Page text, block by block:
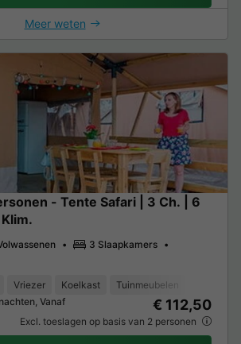
Meer weten
- Tente Safari | 3 Ch. | 6
3 Slaapkamers
Vriezer Koelkast Tuinmeubelen
Vanaf
€ 112,50
Excl. toeslagen op basis van 2 personen